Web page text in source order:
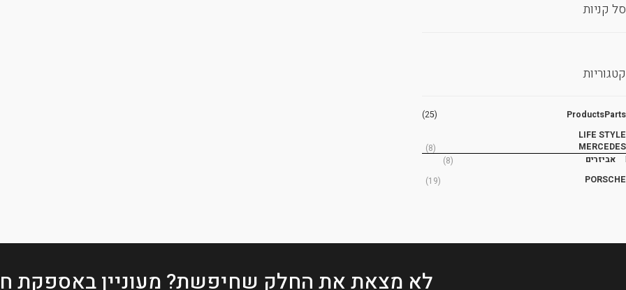
סל קניות
קטגוריות
ProductsParts
(25)
LIFE STYLE
MERCEDES
(8)
אביזרים
(8)
PORSCHE
(19)
לא מצאת את החלק שחיפשת? מעוניין באספקת